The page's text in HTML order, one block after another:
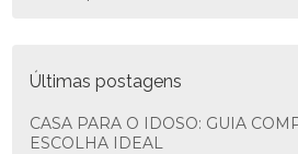
Últimas postagens
CASA PARA O IDOSO: GUIA COMPLETO PARA UMA
ESCOLHA IDEAL